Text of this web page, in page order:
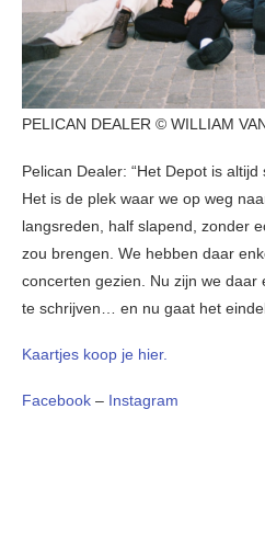
PELICAN DEALER © WILLIAM
Pelican Dealer: “Het Depot is
Het is de plek waar we op weg
langsreden, half slapend, zonder
zou brengen. We hebben daar
concerten gezien. Nu zijn we
te schrijven… en nu gaat het
Kaartjes koop je hier.
Facebook – Instagram